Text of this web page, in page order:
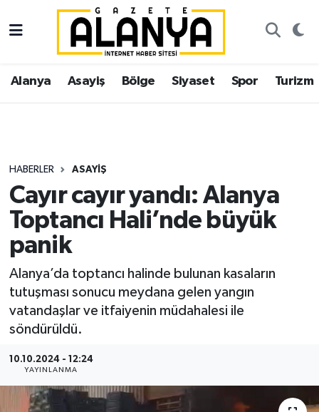
Alanya Asayiş Bölge Siyaset Spor Turizm
HABERLER ASAYIŞ
Cayır cayır yandı: Alanya
Toptancı Hali’nde büyük
panik
Alanya’da toptancı halinde bulunan kasaların
tutuşması sonucu meydana gelen yangın
vatandaşlar ve itfaiyenin müdahalesi ile
söndürüldü.
10.10.2024 - 12:24
YAYINLANMA
Alanya
Asayiş
Siyaset
Spor
Turizm
Ekonomi
Gazipaşa
İstanbul Nöbetçi Eczaneler
İstanbul Hava Durumu
Süper Lig Puan Durumu ve Fikstür
Tüm Manşetler
Son Dakika Haberleri
Haber Arşivi